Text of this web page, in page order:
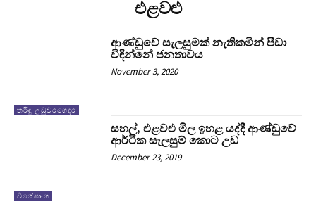
එළවළු
තරිඳු උඩුවරගෙදර
ආණ්ඩුවේ සැලසුමක් නැතිකමින් පීඩා
විඳින්නේ ජනතාවය
November 3, 2020
විශේෂාංග
සහල්, එළවළු මිල ඉහළ යද්දී ආණ්ඩුවේ
ආර්ථික සැලසුම් කොට උඩ
December 23, 2019